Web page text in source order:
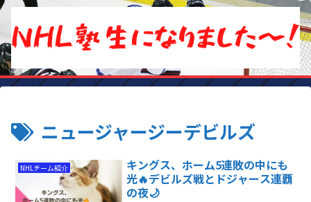
ニュージャージーデビルズ
NHLチーム紹介
キングス、ホーム5連敗の中にも
光🔥デビルズ戦とドジャース連覇
の夜🌙